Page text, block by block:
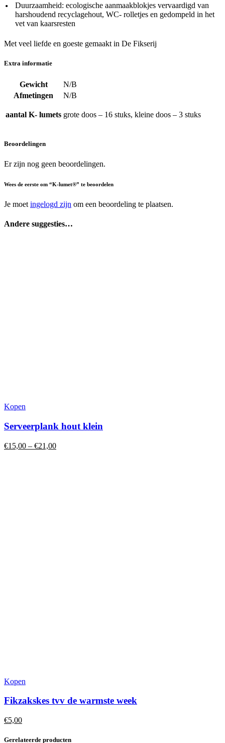
Duurzaamheid: ecologische aanmaakblokjes vervaardigd van
harshoudend recyclagehout, WC- rolletjes en gedompeld in het
vet van kaarsresten
Met veel liefde en goeste gemaakt in De Fikserij
Extra informatie
Gewicht
N/B
Afmetingen
N/B
aantal K- lumets grote doos – 16 stuks, kleine doos – 3 stuks
Beoordelingen
Er zijn nog geen beoordelingen.
Wees de eerste om “K-lumet®” te beoordelen
Je moet ingelogd zijn om een beoordeling te plaatsen.
Andere suggesties…
Kopen
heeft
meerdere
variaties.
Deze
Serveerplank hout klein
€15,00 – €21,00
Kopen
Fikzakskes tvv de warmste week
€5,00
Gerelateerde producten